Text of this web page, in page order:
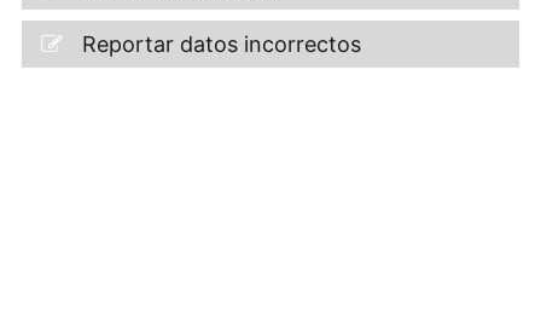
Reportar datos incorrectos